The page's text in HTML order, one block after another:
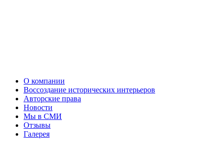
О компании
Воссоздание исторических интерьеров
Авторские права
Новости
Мы в СМИ
Отзывы
Галерея